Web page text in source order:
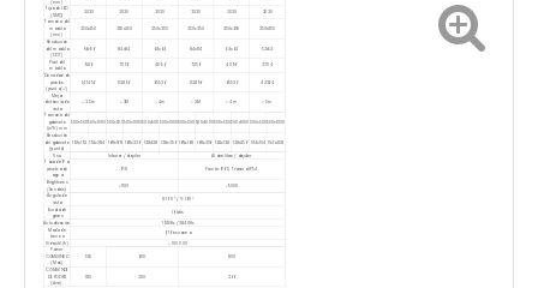
(mm)
Tipo de LED
(SMD)
2020 2020 2020 2020 2020 2020
Tamaño del
módulo
(mm)
250x250 250x250 250x250 250x250 250x250 250x250
Resolución
del módulo
(DOT)
96x96 84x84 64x64 84x84 64x64 52x52
Píxel del
módulo
9216 7056 4096 7056 4096 2704
Densidad de
píxeles
(punto/㎡)
147456 112896 65536 112896 65536 43264
Mejor
distancia de
vista
> 2.5m > 3M > 4m > 3M > 4m > 5m
Tamaño del
gabinete
(w*h) mm
500x500 500x1000 500x500 500x1000500x500 500x1000500x500 500x1000 500x500500x1000 500x500 500x1000
Resolución
del gabinete
(punto)
192x192 192x384 168x168 168x336 128x128 128x256 168x168 168x336 128x128 128x256 104x104 104x208
Uso Interior / alquiler
Al aire libre / alquiler
Tasa de IP a
prueba de
agua
IP31 Frente: IP65; Trasero: IP54
Brightnees
(liendres)
<1100 <5000
Ángulo de
vista
H: 160 ° / V: 160 °
Escala de
grises
16 bits
Actualización 1920Hz / 3840Hz
Modo de
buceo
1/16 escaneo
Vida útil (h) > 100 000
Power
COMSUNUD
(Max.)
550 600
COMSUNDE
DE PODER
(Ave).
180 200 266